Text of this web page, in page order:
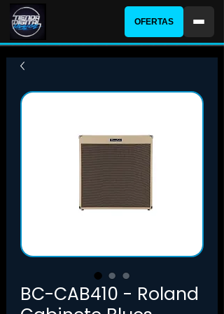
OFERTAS
BC-CAB410 - Roland